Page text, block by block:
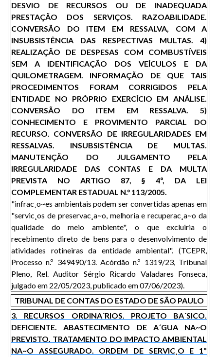
DESVIO DE RECURSOS OU DE INADEQUADA
PRESTAÇÃO DOS SERVIÇOS. RAZOABILIDADE.
CONVERSÃO DO ITEM EM RESSALVA, COM A
INSUBSISTÊNCIA DAS RESPECTIVAS MULTAS. 4)
REALIZAÇÃO DE DESPESAS COM COMBUSTÍVEIS
SEM A IDENTIFICAÇÃO DOS VEÍCULOS E DA
QUILOMETRAGEM. INFORMAÇÃO DE QUE TAIS
PROCEDIMENTOS FORAM CORRIGIDOS PELA
ENTIDADE NO PRÓPRIO EXERCÍCIO EM ANÁLISE.
CONVERSÃO DO ITEM EM RESSALVA. 5)
CONHECIMENTO E PROVIMENTO PARCIAL DO
RECURSO. CONVERSÃO DE IRREGULARIDADES EM
RESSALVAS. INSUBSISTÊNCIA DE MULTAS.
MANUTENÇÃO DO JULGAMENTO PELA
IRREGULARIDADE DAS CONTAS E DA MULTA
PREVISTA NO ARTIGO 87, § 4º, DA LEI
COMPLEMENTAR ESTADUAL N.° 113/2005.
"infrac¸o~es ambientais podem ser convertidas apenas em
"servic¸os de preservac¸a~o, melhoria e recuperac¸a~o da
qualidade do meio ambiente", o que excluiria o
recebimento direto de bens para o desenvolvimento de
atividades rotineiras da entidade ambiental". (TCEPR,
Processo n.º 349490/13. Acórdão n.º 1319/23, Tribunal
Pleno, Rel. Auditor Sérgio Ricardo Valadares Fonseca,
julgado em 22/05/2023, publicado em 07/06/2023).
TRIBUNAL DE CONTAS DO ESTADO DE SÃO PAULO
3. RECURSOS ORDINA´RIOS. PROJETO BA´SICO.
DEFICIENTE. ABASTECIMENTO DE A´GUA NA~O
PREVISTO. TRATAMENTO DO IMPACTO AMBIENTAL
NA~O ASSEGURADO. ORDEM DE SERVIC¸O E 1º